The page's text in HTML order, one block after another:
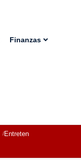
Finanzas
Entretenimiento